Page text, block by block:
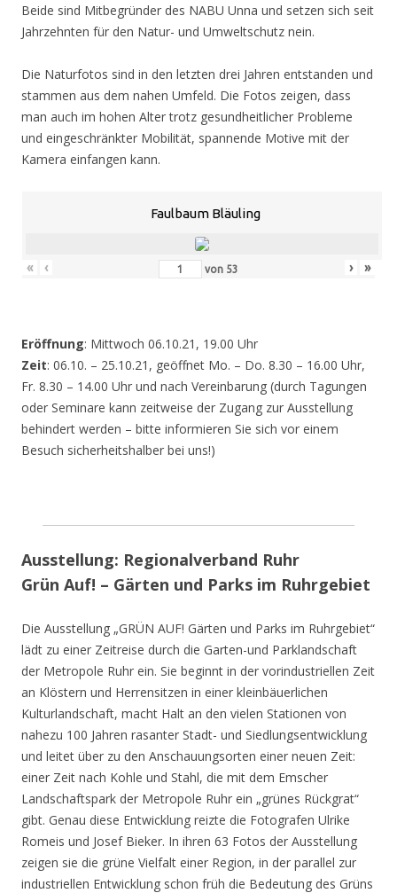
Beide sind Mitbegründer des NABU Unna und setzen sich seit
Jahrzehnten für den Natur- und Umweltschutz nein.
Die Naturfotos sind in den letzten drei Jahren entstanden und
stammen aus dem nahen Umfeld. Die Fotos zeigen, dass
man auch im hohen Alter trotz gesundheitlicher Probleme
und eingeschränkter Mobilität, spannende Motive mit der
Kamera einfangen kann.
Faulbaum Bläuling
« ‹ von 53 › »
Eröffnung: Mittwoch 06.10.21, 19.00 Uhr
Zeit: 06.10. – 25.10.21, geöffnet Mo. – Do. 8.30 – 16.00 Uhr,
Fr. 8.30 – 14.00 Uhr und nach Vereinbarung (durch Tagungen
oder Seminare kann zeitweise der Zugang zur Ausstellung
behindert werden – bitte informieren Sie sich vor einem
Besuch sicherheitshalber bei uns!)
Ausstellung: Regionalverband Ruhr
Grün Auf! – Gärten und Parks im Ruhrgebiet
Die Ausstellung „GRÜN AUF! Gärten und Parks im Ruhrgebiet“
lädt zu einer Zeitreise durch die Garten-und Parklandschaft
der Metropole Ruhr ein. Sie beginnt in der vorindustriellen Zeit
an Klöstern und Herrensitzen in einer kleinbäuerlichen
Kulturlandschaft, macht Halt an den vielen Stationen von
nahezu 100 Jahren rasanter Stadt- und Siedlungsentwicklung
und leitet über zu den Anschauungsorten einer neuen Zeit:
einer Zeit nach Kohle und Stahl, die mit dem Emscher
Landschaftspark der Metropole Ruhr ein „grünes Rückgrat“
gibt. Genau diese Entwicklung reizte die Fotografen Ulrike
Romeis und Josef Bieker. In ihren 63 Fotos der Ausstellung
zeigen sie die grüne Vielfalt einer Region, in der parallel zur
industriellen Entwicklung schon früh die Bedeutung des Grüns